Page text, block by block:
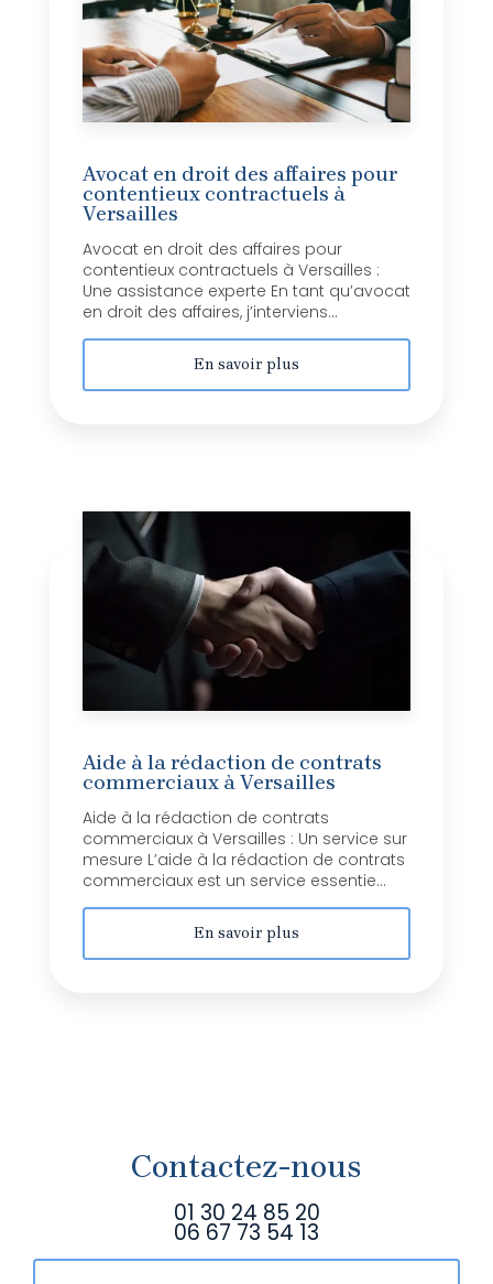
Avocat en droit des affaires pour
contentieux contractuels à
Versailles
Avocat en droit des affaires pour
contentieux contractuels à Versailles :
Une assistance experte En tant qu’avocat
en droit des affaires, j’interviens...
En savoir plus
Aide à la rédaction de contrats
commerciaux à Versailles
Aide à la rédaction de contrats
commerciaux à Versailles : Un service sur
mesure L’aide à la rédaction de contrats
commerciaux est un service essentie...
En savoir plus
Contactez-nous
01 30 24 85 20
06 67 73 54 13